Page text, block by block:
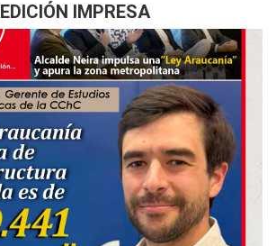
EDICIÓN IMPRESA